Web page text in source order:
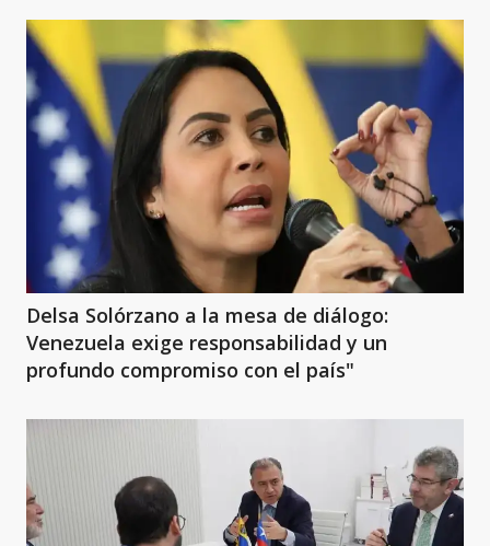
Delsa Solórzano a la mesa de diálogo:
Venezuela exige responsabilidad y un
profundo compromiso con el país"